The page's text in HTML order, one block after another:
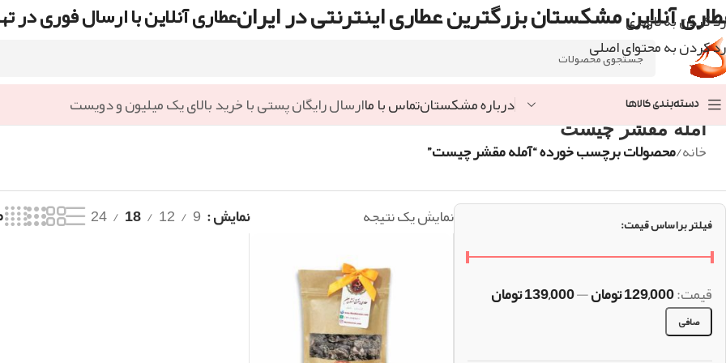
رد کردن به ناوبری
رد کردن به محتوای اصلی
آنلاین مشکستان بزرگترین عطاری اینترنتی در ایرانعطاری آنلاین با ارسال فوری در
دسته‌بندی کالاها درباره مشکستانتماس با ماارسال رایگان پستی با خرید بالای یک میلیون و دویست
آمله مقشر چیست
خانه/محصولات برچسب خورده “آمله مقشر چیست”
فیلتر براساس قیمت:
صافی
قيمت:129,000 تومان —139,000 تومان
نمایش یک نتیجه نمایش 9
12
18
24